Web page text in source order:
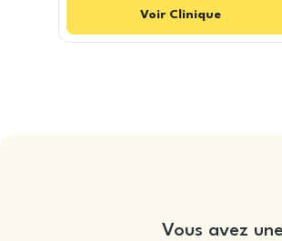
Voir Clinique
Vous avez